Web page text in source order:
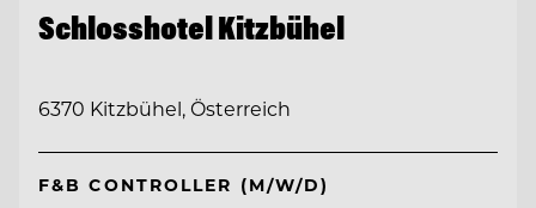
Schlosshotel Kitzbühel
6370 Kitzbühel, Österreich
F&B CONTROLLER (M/W/D)